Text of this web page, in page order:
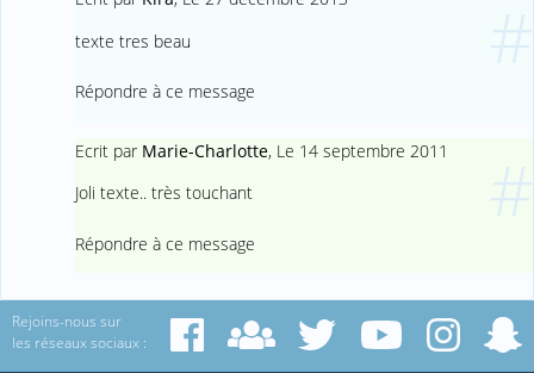
texte tres beau
Répondre à ce message
Ecrit par Marie-Charlotte, Le 14 septembre 2011
Joli texte.. très touchant
Répondre à ce message
Rejoins-nous sur
les réseaux sociaux :